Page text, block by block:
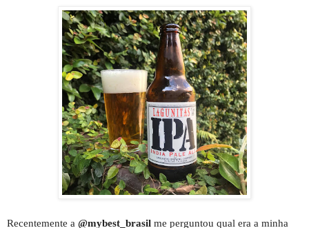
Recentemente a @mybest_brasil me perguntou qual era a minha